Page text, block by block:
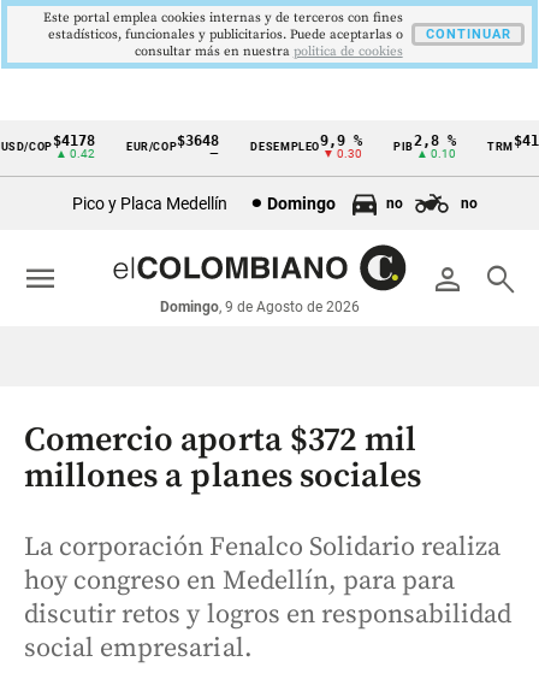
Cintillo
económicos
Colombia
COP$4178
▲ 0.42
EUR/COP$3648 DESEMPLEO9,9 %
▼ 0.30
2,8 %
▲ 0.10
TRM
Pico y Placa Medellín Domingo no no
person search
Domingo, 9 de Agosto de 2026
menu
Comercio aporta $372 mil
millones a planes sociales
La corporación Fenalco Solidario realiza
hoy congreso en Medellín, para para
discutir retos y logros en responsabilidad
social empresarial.
Este portal emplea cookies internas y de terceros con fines
estadísticos, funcionales y publicitarios. Puede aceptarlas o
consultar más en nuestra politica de cookies
CONTINUAR